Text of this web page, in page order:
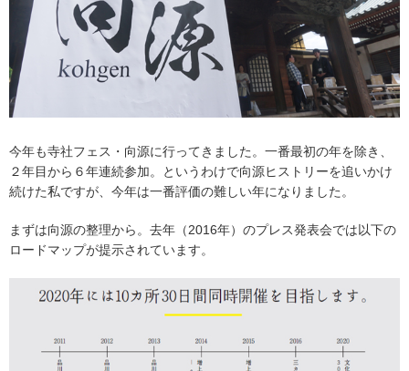
今年も寺社フェス・向源に行ってきました。一番最初の年を除き、
２年目から６年連続参加。というわけで向源ヒストリーを追いかけ
続けた私ですが、今年は一番評価の難しい年になりました。
まずは向源の整理から。去年（2016年）のプレス発表会では以下の
ロードマップが提示されています。